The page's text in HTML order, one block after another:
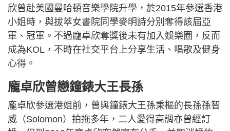
欣曾赴美國曼哈頓音樂學院升學，於2015年參選香港
小姐時，與拔萃女書院同學麥明詩分別奪得該屆亞
軍、冠軍。不過龐卓欣奪獎後未有加入娛樂圈，反而
成為KOL，不時在社交平台上分享生活、唱歌及健身
心得。
龐卓欣曾戀鐘錶大王長孫
龐卓欣參選港姐前，曾與鐘錶大王孫秉樞的長孫孫智
威（Solomon）拍拖多年，二人愛得高調亦曾經訂